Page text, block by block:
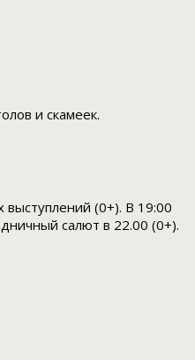
и скамеек.
выступлений (0+). В 19:00
салют в 22.00 (0+).